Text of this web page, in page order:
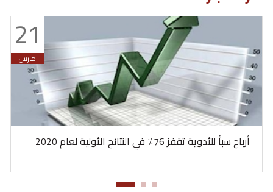
21
مارس
أرباح سبأ للأدوية تقفز 76٪ في النتائج الأولية لعام 2020